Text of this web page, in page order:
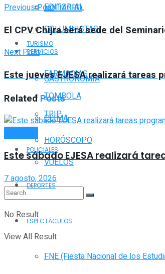
EDITORIAL
COLUMNISTAS
SERVICIOS
FARMACIAS
TOMBOLA
CLIMA
HORÓSCOPO
VUELOS
No Result
View All Result
NOTIAGRO
TURISMO
GASTRONOMÍA
TRIP
POLICIALES
DEPORTES
ESPECTÁCULOS
FNE (Fiesta Nacional de los
Previous Post
El CPV Chijra será sede del
Next Post
Este jueves EJESA realizará tareas
RelatedPosts
Este sábado EJESA realizará
7 agosto, 2026